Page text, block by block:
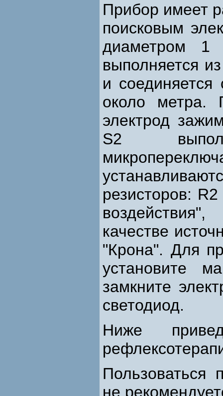
Прибор имеет
поисковым
диаметром 1
выполняется
и
около метра.
электрод
S2
резисторов:
качестве
"Крона". Для
установите
замкните
светодиод.
Ниже
Пользоваться
не